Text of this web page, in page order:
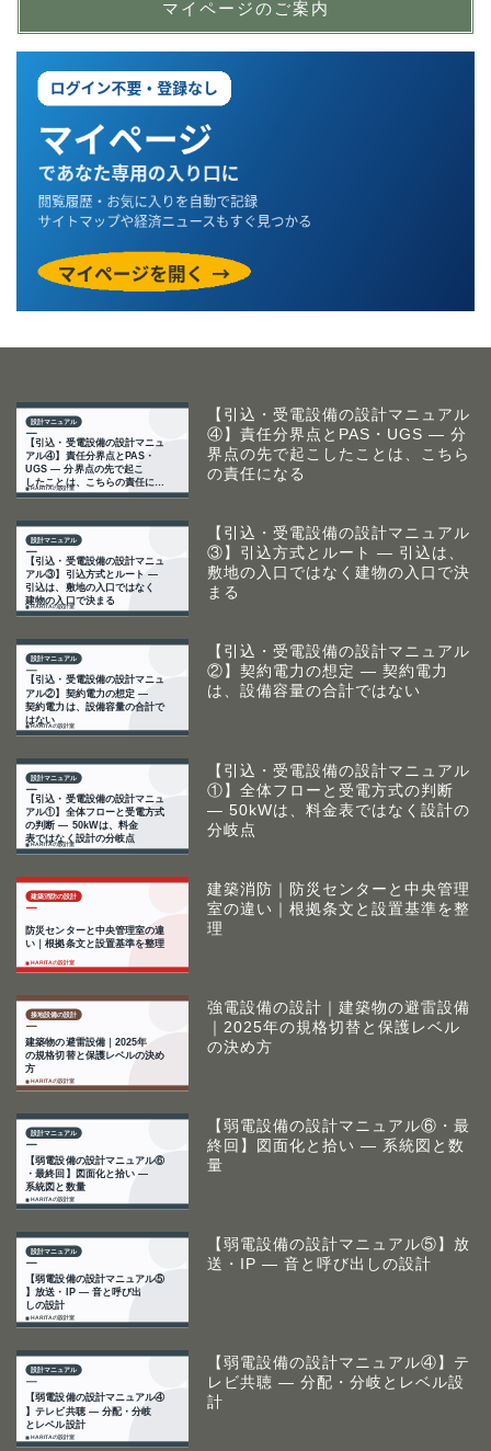
マイページのご案内
【引込・受電設備の設計マニュアル
④】責任分界点とPAS・UGS ― 分
界点の先で起こしたことは、こちら
の責任になる
【引込・受電設備の設計マニュアル
③】引込方式とルート ― 引込は、
敷地の入口ではなく建物の入口で決
まる
【引込・受電設備の設計マニュアル
②】契約電力の想定 ― 契約電力
は、設備容量の合計ではない
【引込・受電設備の設計マニュアル
①】全体フローと受電方式の判断
― 50kWは、料金表ではなく設計の
分岐点
建築消防｜防災センターと中央管理
室の違い｜根拠条文と設置基準を整
理
強電設備の設計｜建築物の避雷設備
｜2025年の規格切替と保護レベル
の決め方
【弱電設備の設計マニュアル⑥・最
終回】図面化と拾い ― 系統図と数
量
【弱電設備の設計マニュアル⑤】放
送・IP ― 音と呼び出しの設計
【弱電設備の設計マニュアル④】テ
レビ共聴 ― 分配・分岐とレベル設
計